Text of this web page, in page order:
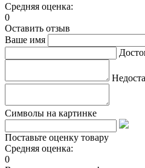
Средняя оценка:
0
Оставить отзыв
Ваше имя
Символы на картинке
Поставьте оценку товару
Средняя оценка:
0